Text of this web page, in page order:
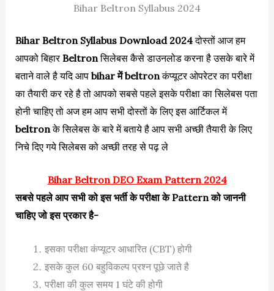
Bihar Beltron Syllabus 2024
Bihar Beltron Syllabus Download 2024दोस्तों आज हम
आपको बिहार Beltronसिलेबस कैसे डाउनलोड करना है उसके बारे में
बताने वाले है यदि आप bihar में beltronकंप्यूटर ओपरेटर का परीक्षा
का तैयारी कर रहे है तो आपको सबसे पहले इसके परीक्षा का सिलेबस पता
होनी चाहिए तो अज हम आप सभी दोस्तों के लिए इस आर्टिकल में
beltronके सिलेबस के बारे में बताये है आप सभी अच्छी तैयारी के लिए
निचे दिए गये सिलेबस को अच्छी तरह से पढ़ ले
Bihar Beltron DEO Exam Pattern 2024
सबसे पहले आप सभी को इस भर्ती के परीक्षा के Pattern को जाननी
चाहिए जो इस प्रकार है-
इसका परीक्षा कंप्यूटर आधारित (CBT) होगी
इसके कुल 60 बहुविकल्प प्रश्न पूछे जाते है
परीक्षा की कुल समय 1 घंटे की होगी